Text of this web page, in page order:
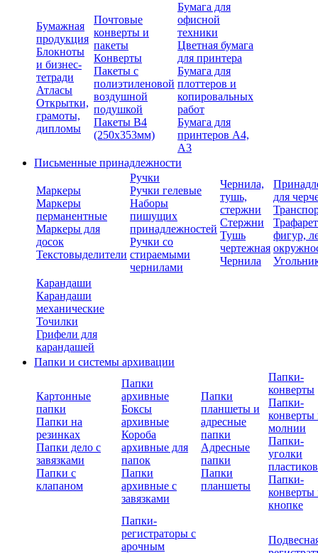
Бумажная
продукция
Блокноты
и бизнес-
тетради
Атласы
Открытки,
грамоты,
дипломы
Почтовые
конверты и
пакеты
Конверты
Пакеты с
полиэтиленовой
воздушной
подушкой
Пакеты В4
(250х353мм)
Бумага для
офисной
техники
Цветная бумага
для принтера
Бумага для
плоттеров и
копировальных
работ
Бумага для
принтеров А4,
А3
Письменные принадлежности
Маркеры
Маркеры
перманентные
Маркеры для
досок
Текстовыделители
Ручки
Ручки гелевые
Наборы
пишущих
принадлежностей
Ручки со
стираемыми
чернилами
Чернила,
тушь,
стержни
Стержни
Тушь
чертежная
Чернила
для
фигур,
Карандаши
Карандаши
механические
Точилки
Грифели для
карандашей
Папки и системы архивации
Картонные
папки
Папки на
резинках
Папки дело с
завязками
Папки с
клапаном
Папки
архивные
Боксы
архивные
Короба
архивные для
папок
Папки
архивные с
завязками
Папки
планшеты и
адресные
папки
Адресные
папки
Папки
планшеты
Папки-
конверты
Папки-
конверты
молнии
Папки-
уголки
Папки-
конверты
кнопке
Папки-
регистраторы с
арочным